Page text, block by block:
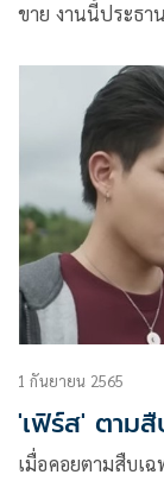
ขาย งานนี้ประธา
ช่วยคืนเครื่องดน
1 กันยายน 2565
'เฟิร์ส' ตาม
เมื่อคอยตามสืบเฉ